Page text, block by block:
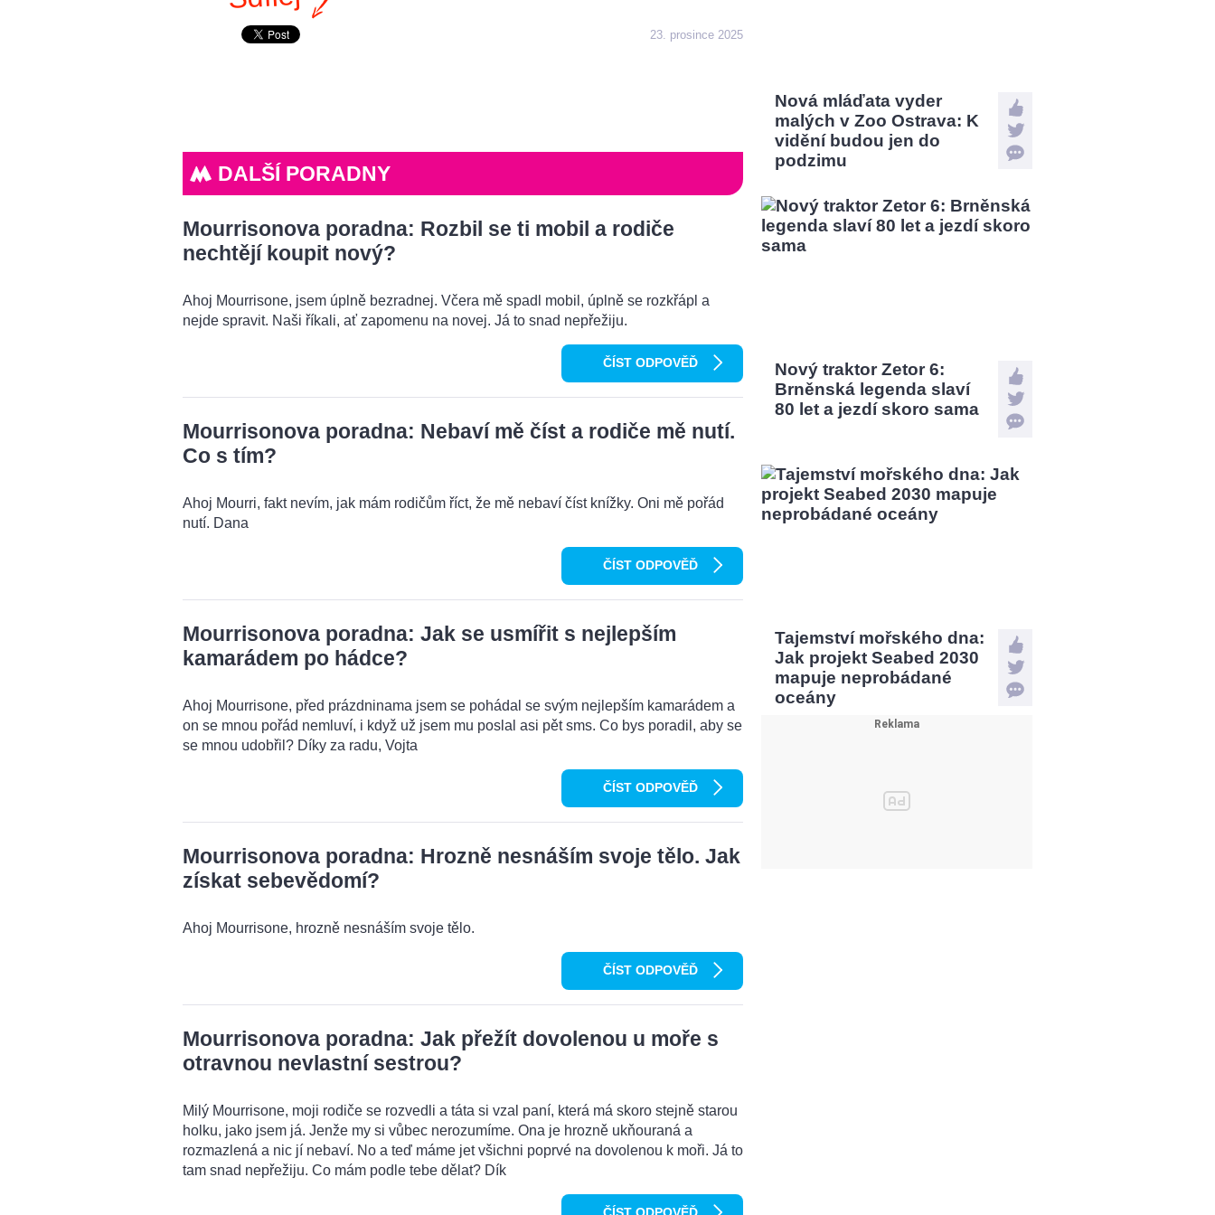
23. prosince 2025
DALŠÍ PORADNY
Mourrisonova poradna: Rozbil se ti mobil a rodiče
nechtějí koupit nový?
Ahoj Mourrisone, jsem úplně bezradnej. Včera mě spadl mobil, úplně se rozkřápl a
nejde spravit. Naši říkali, ať zapomenu na novej. Já to snad nepřežiju.
ČÍST ODPOVĚĎ
Mourrisonova poradna: Nebaví mě číst a rodiče mě nutí.
Co s tím?
Ahoj Mourri, fakt nevím, jak mám rodičům říct, že mě nebaví číst knížky. Oni mě pořád
nutí. Dana
ČÍST ODPOVĚĎ
Mourrisonova poradna: Jak se usmířit s nejlepším
kamarádem po hádce?
Ahoj Mourrisone, před prázdninama jsem se pohádal se svým nejlepším kamarádem a
on se mnou pořád nemluví, i když už jsem mu poslal asi pět sms. Co bys poradil, aby se
se mnou udobřil? Díky za radu, Vojta
ČÍST ODPOVĚĎ
Mourrisonova poradna: Hrozně nesnáším svoje tělo. Jak
získat sebevědomí?
Ahoj Mourrisone, hrozně nesnáším svoje tělo.
ČÍST ODPOVĚĎ
Mourrisonova poradna: Jak přežít dovolenou u moře s
otravnou nevlastní sestrou?
Milý Mourrisone, moji rodiče se rozvedli a táta si vzal paní, která má skoro stejně starou
holku, jako jsem já. Jenže my si vůbec nerozumíme. Ona je hrozně ukňouraná a
rozmazlená a nic jí nebaví. No a teď máme jet všichni poprvé na dovolenou k moři. Já to
tam snad nepřežiju. Co mám podle tebe dělat? Dík
Nová mláďata vyder
malých v Zoo Ostrava: K
vidění budou jen do
podzimu
Nový traktor Zetor 6:
Brněnská legenda slaví
80 let a jezdí skoro sama
Tajemství mořského dna:
Jak projekt Seabed 2030
mapuje neprobádané
oceány